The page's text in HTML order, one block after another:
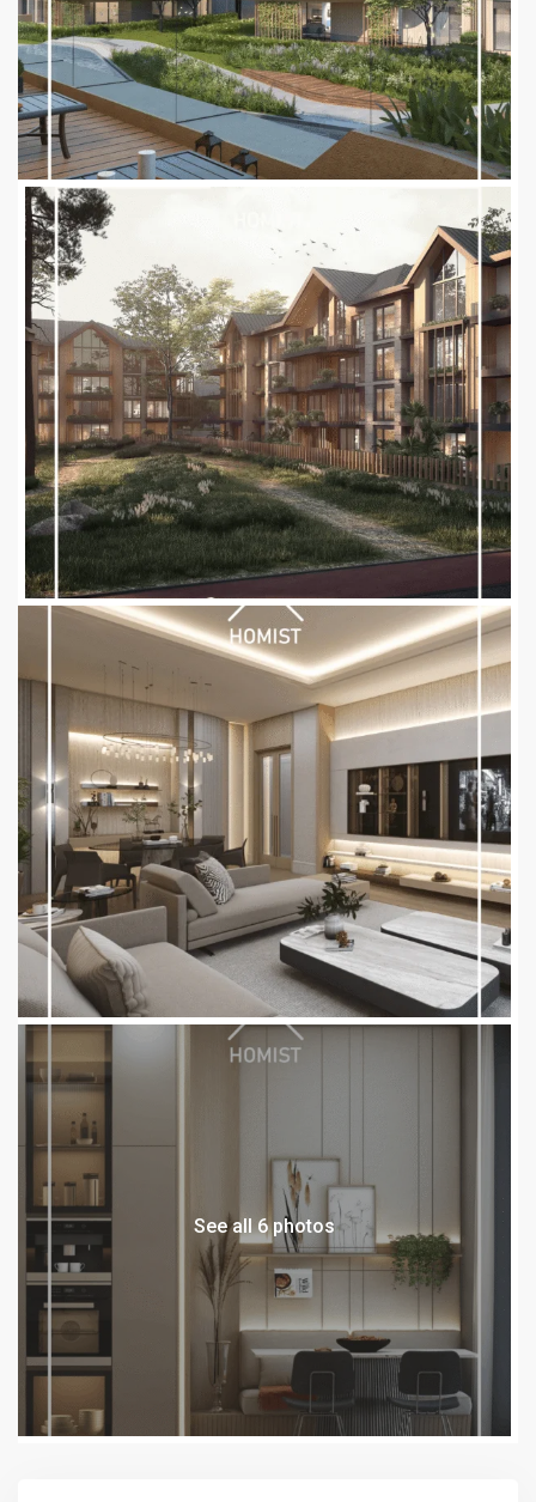
See all 6 photos